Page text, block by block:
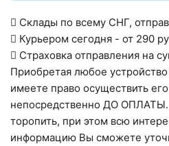
Склады по всему СНГ,
Курьером сегодня - от 290
Страховка отправления на
Приобретая любое
имеете право осуществить
непосредственно ДО ОПЛАТЫ.
торопить, при этом всю
информацию Вы сможете